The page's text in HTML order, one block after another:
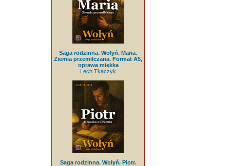
Saga rodzinna. Wołyń. Maria.
Ziemia przemilczana. Format A5,
oprawa miękka
Lech Tkaczyk
Saga rodzinna. Wołyń. Piotr.